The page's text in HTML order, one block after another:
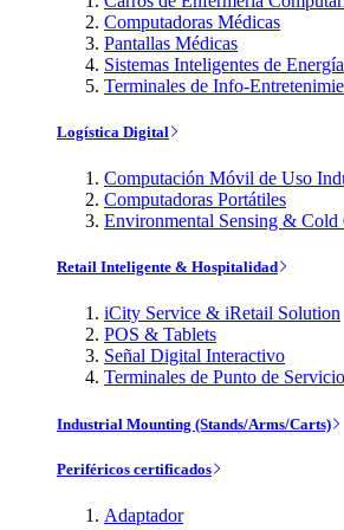
Computadoras Médicas
Pantallas Médicas
Sistemas Inteligentes de Energía
Terminales de Info-
Logística Digital
Computación Móvil de Uso
Computadoras Portátiles
Environmental Sensing & Cold
Retail Inteligente & Hospitalidad
iCity Service & iRetail Solution
POS & Tablets
Señal Digital Interactivo
Terminales de Punto de Servicio
Industrial Mounting (Stands/Arms/Carts)
Periféricos certificados
Adaptador